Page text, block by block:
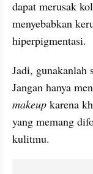
dapat merusak
menyebabkan
hiperpigmentasi.
Jadi, gunakanlah
makeup karena
yang memang
kulitmu.